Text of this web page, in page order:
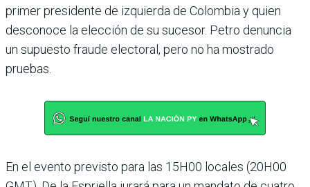
primer presidente de izquierda de Colombia y quien
desconoce la elección de su sucesor. Petro denuncia
un supuesto fraude electoral, pero no ha mostrado
pruebas.
En el evento previsto para las 15H00 locales (20H00